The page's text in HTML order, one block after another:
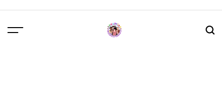
content